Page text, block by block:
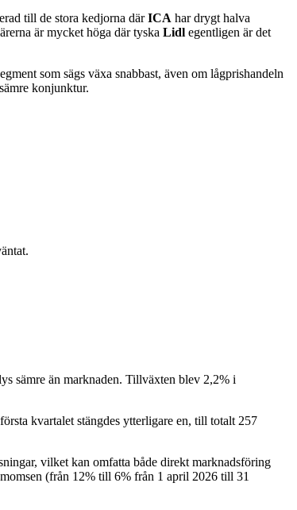
till de stora kedjorna därICA har drygt halva
är mycket höga där tyska Lidl egentligen är det
som sägs växa snabbast, även om lågprishandeln
konjunktur.
sämre än marknaden. Tillväxten blev 2,2% i
kvartalet stängdes ytterligare en, till totalt 257
vilket kan omfatta både direkt marknadsföring
(från 12% till 6% från 1 april 2026 till 31